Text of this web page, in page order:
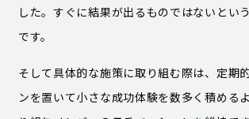
した。すぐに結果が出るものではないとい
です。
そして具体的な施策に取り組む際は、定期
ンを置いて小さな成功体験を数多く積める